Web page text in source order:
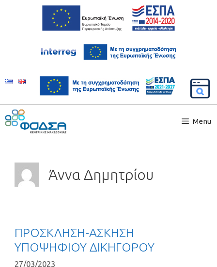
Menu
Άννα Δημητρίου
ΠΡΟΣΚΛΗΣΗ-ΑΣΚΗΣΗ
ΥΠΟΨΗΦΙΟΥ ΔΙΚΗΓΟΡΟΥ
27/03/2023